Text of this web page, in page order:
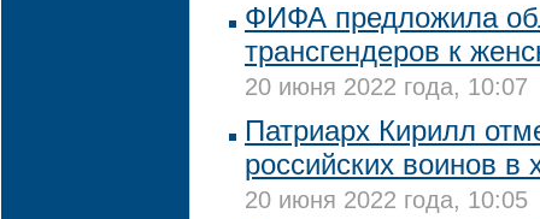
ФИФА предложила
трансгендеров к
20 июня 2022 года, 10:07
Патриарх Кирилл
российских воинов в
20 июня 2022 года, 10:05